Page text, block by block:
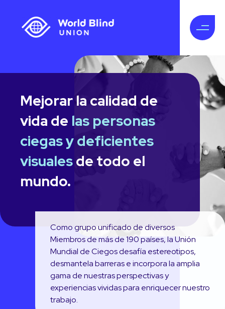
Mejorar la calidad de
vida de las personas
ciegas y deficientes
visualesde todo el
mundo.
Como grupo unificado de diversos
Miembros de más de 190 países, la Unión
Mundial de Ciegos desafía estereotipos,
desmantela barreras e incorpora la amplia
gama de nuestras perspectivas y
experiencias vividas para enriquecer nuestro
trabajo.